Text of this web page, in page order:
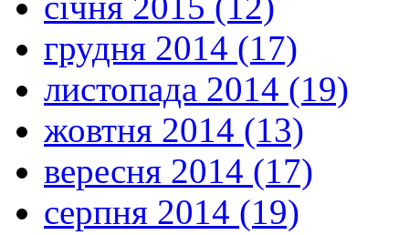
грудня 2014 (17)
листопада 2014 (19)
жовтня 2014 (13)
вересня 2014 (17)
серпня 2014 (19)